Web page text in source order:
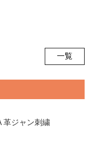
一覧
革ジャン刺繍